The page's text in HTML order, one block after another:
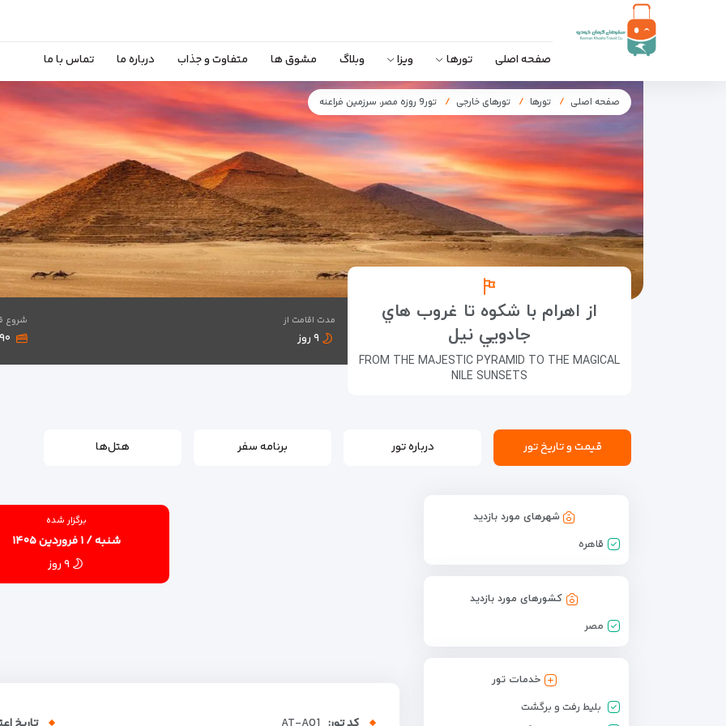
صفحه اصلی تورها ویزا وبلاگ مشوق ها متفاوت و جذاب درباره ما تماس با ما
صفحه اصلی تورها تورهای خارجی تور9 روزه مصر، سرزمین فراعنه
از اهرام با شكوه تا غروب هاي
جادويي نيل
FROM THE MAJESTIC PYRAMID TO THE MAGICAL
NILE SUNSETS
مدت اقامت از
۹ روز
شروع
قیمت و تاریخ تور درباره تور برنامه سفر هتل‌ها
شهرهای مورد بازدید
قاهره
کشورهای مورد بازدید
مصر
خدمات تور
بلیط رفت و برگشت
برگزار شده
شنبه / ۱ فروردین ۱۴۰۵
۹ روز